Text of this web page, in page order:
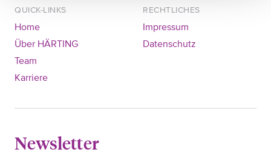
QUICK-LINKS
Home
Über HÄRTING
Team
Karriere
RECHTLICHES
Impressum
Datenschutz
Newsletter